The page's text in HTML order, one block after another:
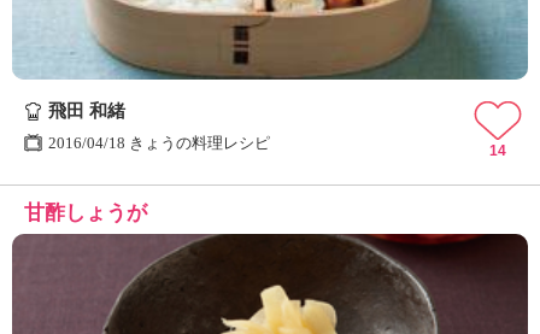
飛田 和緒
2016/04/18 きょうの料理レシピ 14
甘酢しょうが